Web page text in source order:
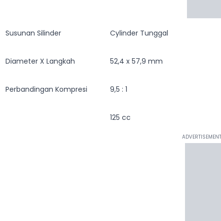
Susunan Silinder Cylinder Tunggal
Diameter X Langkah 52,4 x 57,9 mm
Perbandingan Kompresi 9,5 : 1
125 cc